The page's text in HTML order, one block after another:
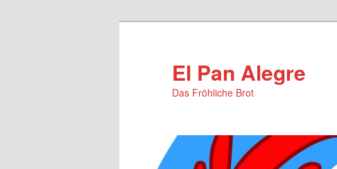
El Pan Alegre
Das Fröhliche Brot